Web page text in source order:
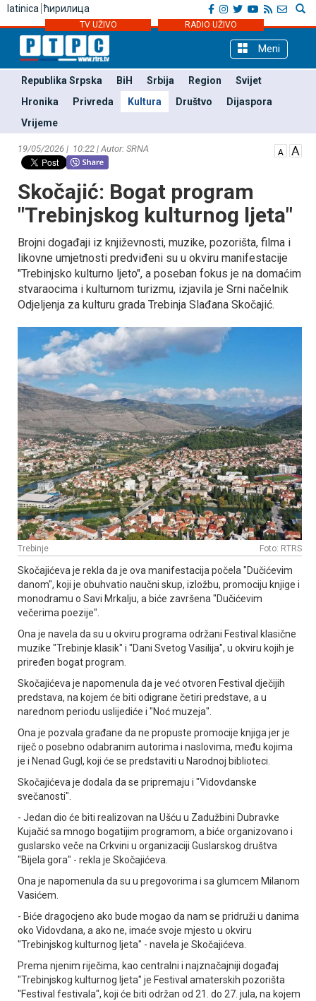
latinica ћирилица
TV UŽIVO RADIO UŽIVO
Meni
Republika Srpska BiH Srbija Region
Svijet
Hronika
Privreda Kultura Društvo
Dijaspora
Vrijeme
19/05/2026 | 10:22 | Autor: SRNA
Skočajić: Bogat program
"Trebinjskog kulturnog ljeta"
Brojni događaji iz književnosti, muzike, pozorišta, filma i
likovne umjetnosti predviđeni su u okviru manifestacije
"Trebinjsko kulturno ljeto", a poseban fokus je na domaćim
stvaraocima i kulturnom turizmu, izjavila je Srni načelnik
Odjeljenja za kulturu grada Trebinja Slađana Skočajić.
Trebinje Foto: RTRS
Skočajićeva je rekla da je ova manifestacija počela "Dučićevim
danom", koji je obuhvatio naučni skup, izložbu, promociju knjige i
monodramu o Savi Mrkalju, a biće završena "Dučićevim
večerima poezije".
Ona je navela da su u okviru programa održani Festival klasične
muzike "Trebinje klasik" i "Dani Svetog Vasilija", u okviru kojih je
priređen bogat program.
Skočajićeva je napomenula da je već otvoren Festival dječijih
predstava, na kojem će biti odigrane četiri predstave, a u
narednom periodu uslijediće i "Noć muzeja".
Ona je pozvala građane da ne propuste promocije knjiga jer je
riječ o posebno odabranim autorima i naslovima, među kojima
je i Nenad Gugl, koji će se predstaviti u Narodnoj biblioteci.
Skočajićeva je dodala da se pripremaju i "Vidovdanske
svečanosti".
- Јedan dio će biti realizovan na Ušću u Zadužbini Dubravke
Kujačić sa mnogo bogatijim programom, a biće organizovano i
guslarsko veče na Crkvini u organizaciji Guslarskog društva
"Bijela gora" - rekla je Skočajićeva.
Ona je napomenula da su u pregovorima i sa glumcem Milanom
Vasićem.
- Biće dragocjeno ako bude mogao da nam se pridruži u danima
oko Vidovdana, a ako ne, imaće svoje mjesto u okviru
"Trebinjskog kulturnog ljeta" - navela je Skočajićeva.
Prema njenim riječima, kao centralni i najznačajniji događaj
"Trebinjskog kulturnog ljeta" je Festival amaterskih pozorišta
"Festival festivala", koji će biti održan od 21. do 27. jula, na kojem